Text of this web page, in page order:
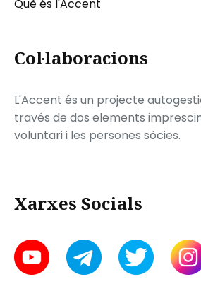
Què és l'Accent
Col·laboracions
L'Accent és un projecte
través de dos elements
voluntari i les persones sòcies.
Xarxes Socials